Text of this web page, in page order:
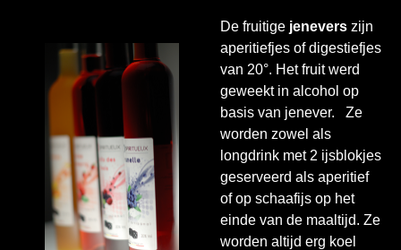
De fruitige jenevers zijn
aperitiefjes of digestiefjes
van 20°. Het fruit werd
geweekt in alcohol op
basis van jenever. Ze
worden zowel als
longdrink met 2 ijsblokjes
geserveerd als aperitief
of op schaafijs op het
einde van de maaltijd. Ze
worden altijd erg koel